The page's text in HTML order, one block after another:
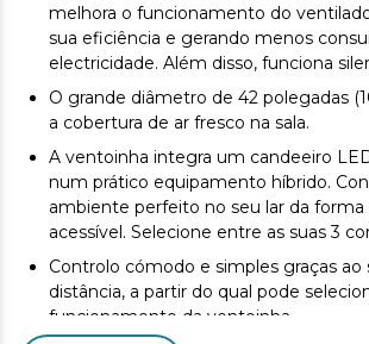
melhora o funcionamento do
sua eficiência e gerando menos
electricidade. Além disso, funciona
O grande diâmetro de 42 polegadas
a cobertura de ar fresco na sala.
A ventoinha integra um candeeiro
num prático equipamento híbrido.
ambiente perfeito no seu lar da forma
acessível. Selecione entre as suas 3
Controlo cómodo e simples graças ao
distância, a partir do qual pode
funcionamento da ventoinha.